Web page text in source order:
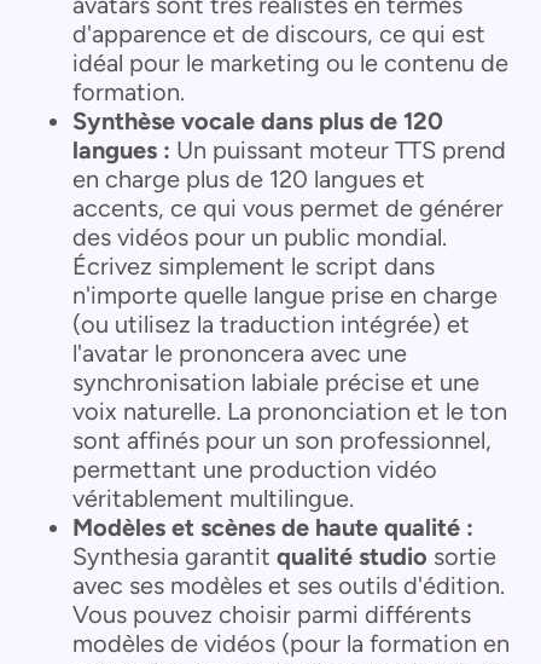
d'apparence et de discours, ce qui est
idéal pour le marketing ou le contenu de
formation.
Synthèse vocale dans plus de 120
langues : Un puissant moteur TTS prend
en charge plus de 120 langues et
accents, ce qui vous permet de générer
des vidéos pour un public mondial.
Écrivez simplement le script dans
n'importe quelle langue prise en charge
(ou utilisez la traduction intégrée) et
l'avatar le prononcera avec une
synchronisation labiale précise et une
voix naturelle. La prononciation et le ton
sont affinés pour un son professionnel,
permettant une production vidéo
véritablement multilingue.
Modèles et scènes de haute qualité :
Synthesia garantit qualité studio sortie
avec ses modèles et ses outils d'édition.
Vous pouvez choisir parmi différents
modèles de vidéos (pour la formation en